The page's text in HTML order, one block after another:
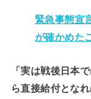
緊急事態宣
が確かめた
「実は戦後日本
ら直接給付とな